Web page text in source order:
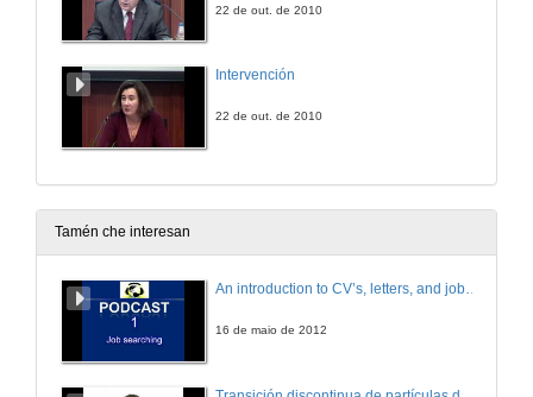
22 de out. de 2010
Intervención
22 de out. de 2010
Tamén che interesan
An introduction to CV’s, letters, and job searching
16 de maio de 2012